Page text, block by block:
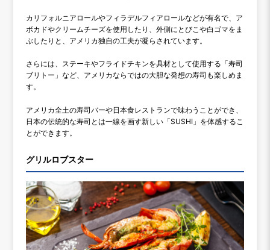
カリフォルニアロールやフィラデルフィアロールなどが有名で、ア
ボカドやクリームチーズを使用したり、外側にとびこや白ゴマをま
ぶしたりと、アメリカ独自の工夫が凝らされています。
さらには、ステーキやフライドチキンを具材として使用する「寿司
ブリトー」など、アメリカならではの大胆な発想の寿司も楽しめま
す。
アメリカ全土の寿司バーや日本食レストランで味わうことができ、
日本の伝統的な寿司とは一線を画す新しい「SUSHI」を体感するこ
とができます。
グリルロブスター